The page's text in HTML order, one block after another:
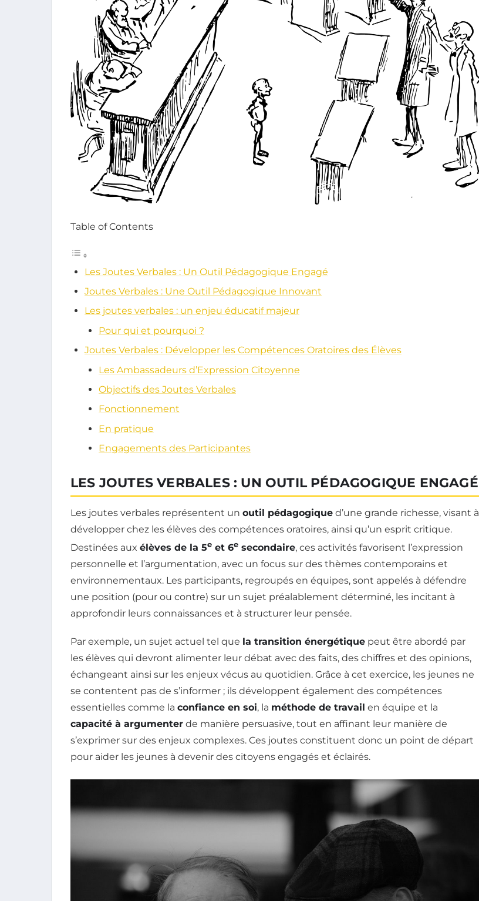
Table of Contents
Les Joutes Verbales : Un Outil Pédagogique Engagé
Joutes Verbales : Une Outil Pédagogique Innovant
Les joutes verbales : un enjeu éducatif majeur
Pour qui et pourquoi ?
Joutes Verbales : Développer les Compétences Oratoires des Élèves
Les Ambassadeurs d’Expression Citoyenne
Objectifs des Joutes Verbales
Fonctionnement
En pratique
Engagements des Participantes
LES JOUTES VERBALES : UN OUTIL PÉDAGOGIQUE ENGAGÉ
Les joutes verbales représentent un outil pédagogique d’une grande richesse, visant à
développer chez les élèves des compétences oratoires, ainsi qu’un esprit critique.
Destinées aux élèves de la 5e et 6e secondaire, ces activités favorisent l’expression
personnelle et l’argumentation, avec un focus sur des thèmes contemporains et
environnementaux. Les participants, regroupés en équipes, sont appelés à défendre
une position (pour ou contre) sur un sujet préalablement déterminé, les incitant à
approfondir leurs connaissances et à structurer leur pensée.
Par exemple, un sujet actuel tel que la transition énergétique peut être abordé par
les élèves qui devront alimenter leur débat avec des faits, des chiffres et des opinions,
échangeant ainsi sur les enjeux vécus au quotidien. Grâce à cet exercice, les jeunes ne
se contentent pas de s’informer ; ils développent également des compétences
essentielles comme la confiance en soi, la méthode de travail en équipe et la
capacité à argumenter de manière persuasive, tout en affinant leur manière de
s’exprimer sur des enjeux complexes. Ces joutes constituent donc un point de départ
pour aider les jeunes à devenir des citoyens engagés et éclairés.